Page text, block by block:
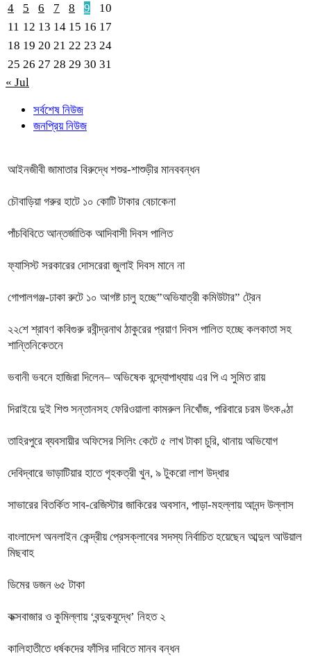
4
5 6 7 8 9
10
11 12 13 14 15 16 17
18 19 20 21 22 23 24
25 26 27 28 29 30 31
« Jul
সর্বশেষ নিউজ
জনপ্রিয় নিউজ
আইনজীবী জামাতার বিরুদ্ধে শশুর-শাশুড়ীর মানববন্ধন
চৌবাড়িয়া গরুর হাটে ১০ কোটি টাকার বেচাকেনা
পাঁচবিবিতে আন্তর্জাতিক আদিবাসী দিবস পালিত
ফ্যাসিস্ট সরকারের দোসরেরা জুলাই দিবস মানে না
গোপালগঞ্জ-ঢাকা রুটে ১০ আগষ্ট চালু হচ্ছে”অভিযাত্রী কমিউটার” ট্রেন
২২শে শ্রাবণ কবিগুরু রবীন্দ্রনাথ ঠাকুরের প্রয়াণ দিবস পালিত হচ্ছে কলকাতা সহ
শান্তিনিকেতনে
ভবানী ভবনে হাজিরা দিলেন– অভিষেক বন্দ্যোপাধ্যায় এর পি এ সুমিত রায়
দিরাইয়ে দুই শিশু সন্তানসহ ফেরিওয়ালা কামরুল নিখোঁজ, পরিবারে চরম উৎকণ্ঠা
তাহিরপুরে ব্যবসায়ীর অফিসের সিলিং কেটে ৫ লাখ টাকা চুরি, থানায় অভিযোগ
দেবিদ্বারে ভাড়াটিয়ার হাতে গৃহকত্রী খুন, ৯ টুকরো লাশ উদ্ধার
সাভারের বিতর্কিত সাব-রেজিস্টার জাকিরের অবসান, পাড়া-মহল্লায় আনন্দ উল্লাস
বাংলাদেশ অনলাইন কেন্দ্রীয় প্রেসক্লাবের সদস্য নির্বাচিত হয়েছেন আব্দুল আউয়াল
মিছবাহ
ডিমের ডজন ৬৫ টাকা
কক্সবাজার ও কুমিল্লায় ‘বন্দুকযুদ্ধে’ নিহত ২
কালিহাতীতে ধর্ষকদের ফাঁসির দাবিতে মানব বন্ধন